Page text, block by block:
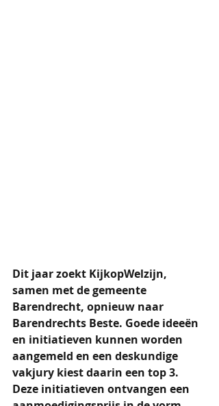
Dit jaar zoekt KijkopWelzijn,
samen met de gemeente
Barendrecht, opnieuw naar
Barendrechts Beste. Goede ideeën
en initiatieven kunnen worden
aangemeld en een deskundige
vakjury kiest daarin een top 3.
Deze initiatieven ontvangen een